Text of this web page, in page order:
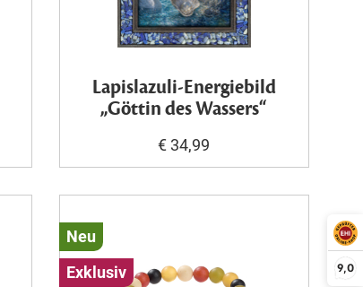
9,0
Lapislazuli-Energiebild
„Göttin des Wassers“
€ 34,99
Neu
Exklusiv